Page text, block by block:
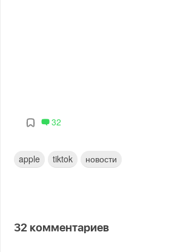
32
apple tiktok новости
32 комментариев